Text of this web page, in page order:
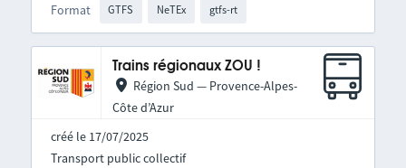
Format GTFS NeTEx gtfs-rt
Trains régionaux ZOU !
Région Sud — Provence-Alpes-
Côte d’Azur
créé le 17/07/2025
Transport public collectif